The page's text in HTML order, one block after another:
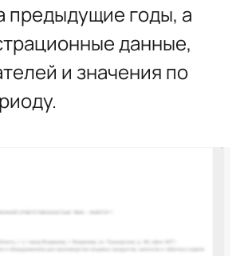
предыдущие годы, а
данные,
и значения по